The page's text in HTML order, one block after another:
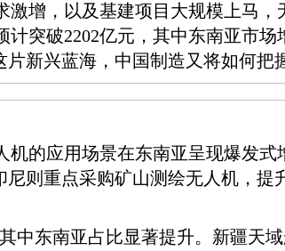
增，以及基建项目大规模上马，
突破2202亿元，其中东南亚市场
新兴蓝海，中国制造又将如何把
的应用场景在东南亚呈现爆发式
则重点采购矿山测绘无人机，提
中东南亚占比显著提升。新疆天